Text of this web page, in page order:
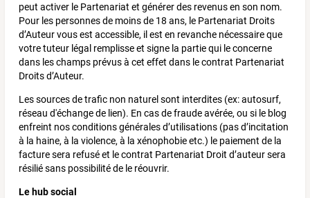
peut activer le Partenariat et générer des revenus en son nom.
Pour les personnes de moins de 18 ans, le Partenariat Droits
d’Auteur vous est accessible, il est en revanche nécessaire que
votre tuteur légal remplisse et signe la partie qui le concerne
dans les champs prévus à cet effet dans le contrat Partenariat
Droits d’Auteur.
Les sources de trafic non naturel sont interdites (ex: autosurf,
réseau d'échange de lien). En cas de fraude avérée, ou si le blog
enfreint nos conditions générales d’utilisations (pas d’incitation
à la haine, à la violence, à la xénophobie etc.) le paiement de la
facture sera refusé et le contrat Partenariat Droit d’auteur sera
résilié sans possibilité de le réouvrir.
Le hub social